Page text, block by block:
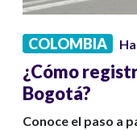
COLOMBIA
¿Cómo
Bogotá?
Conoce el paso a